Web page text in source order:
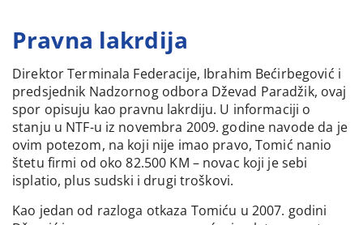
Pravna lakrdija
Direktor Terminala Federacije, Ibrahim Bećirbegović i
predsjednik Nadzornog odbora Dževad Paradžik, ovaj
spor opisuju kao pravnu lakrdiju. U informaciji o
stanju u NTF-u iz novembra 2009. godine navode da je
ovim potezom, na koji nije imao pravo, Tomić nanio
štetu firmi od oko 82.500 KM – novac koji je sebi
isplatio, plus sudski i drugi troškovi.
Kao jedan od razloga otkaza Tomiću u 2007. godini